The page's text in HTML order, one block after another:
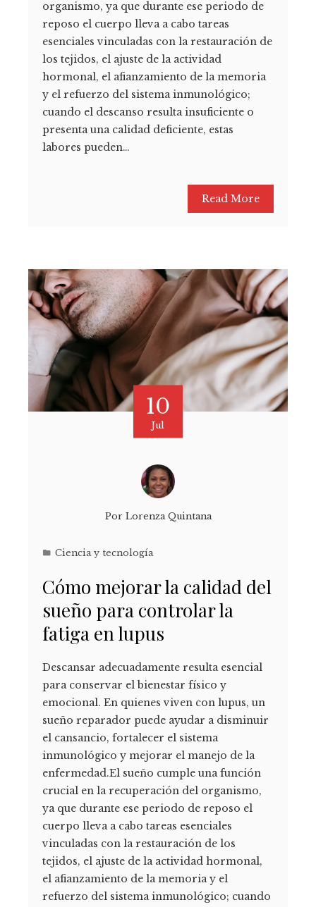
organismo, ya que durante ese periodo de
reposo el cuerpo lleva a cabo tareas
esenciales vinculadas con la restauración de
los tejidos, el ajuste de la actividad
hormonal, el afianzamiento de la memoria
y el refuerzo del sistema inmunológico;
cuando el descanso resulta insuficiente o
presenta una calidad deficiente, estas
labores pueden…
Read More
10
Jul
Por Lorenza Quintana
Ciencia y tecnología
Cómo mejorar la calidad del
sueño para controlar la
fatiga en lupus
Descansar adecuadamente resulta esencial
para conservar el bienestar físico y
emocional. En quienes viven con lupus, un
sueño reparador puede ayudar a disminuir
el cansancio, fortalecer el sistema
inmunológico y mejorar el manejo de la
enfermedad.El sueño cumple una función
crucial en la recuperación del organismo,
ya que durante ese periodo de reposo el
cuerpo lleva a cabo tareas esenciales
vinculadas con la restauración de los
tejidos, el ajuste de la actividad hormonal,
el afianzamiento de la memoria y el
refuerzo del sistema inmunológico; cuando